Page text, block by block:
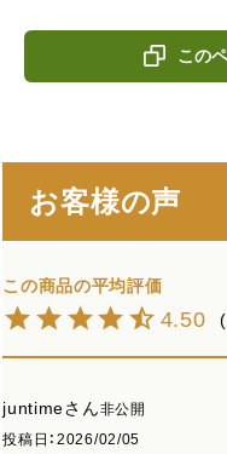
この
お客様の声
4.50
juntime
非公開
投稿日
2026/02/05